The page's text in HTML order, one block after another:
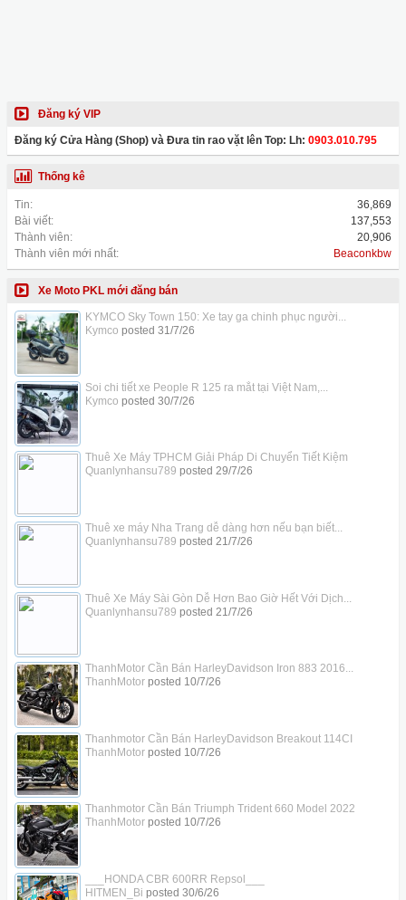
Đăng ký VIP
Đăng ký Cửa Hàng (Shop) và Đưa tin rao vặt lên Top: Lh: 0903.010.795
Thống kê
Tin:
36,869
Bài viết:
137,553
Thành viên:
20,906
Thành viên mới nhất:
Beaconkbw
Xe Moto PKL mới đăng bán
KYMCO Sky Town 150: Xe tay ga chinh phục người...
Kymco posted 31/7/26
Soi chi tiết xe People R 125 ra mắt tại Việt Nam,...
Kymco posted 30/7/26
Thuê Xe Máy TPHCM Giải Pháp Di Chuyển Tiết Kiệm
Quanlynhansu789 posted 29/7/26
Thuê xe máy Nha Trang dễ dàng hơn nếu bạn biết...
Quanlynhansu789 posted 21/7/26
Thuê Xe Máy Sài Gòn Dễ Hơn Bao Giờ Hết Với Dịch...
Quanlynhansu789 posted 21/7/26
ThanhMotor Cần Bán HarleyDavidson Iron 883 2016...
ThanhMotorposted 10/7/26
Thanhmotor Cần Bán HarleyDavidson Breakout 114CI
ThanhMotorposted 10/7/26
Thanhmotor Cần Bán Triumph Trident 660 Model 2022
ThanhMotorposted 10/7/26
___HONDA CBR 600RR Repsol___
HITMEN_Bi posted 30/6/26